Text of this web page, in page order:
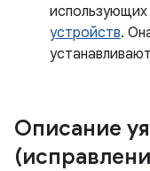
использующих
устройств.
Описание